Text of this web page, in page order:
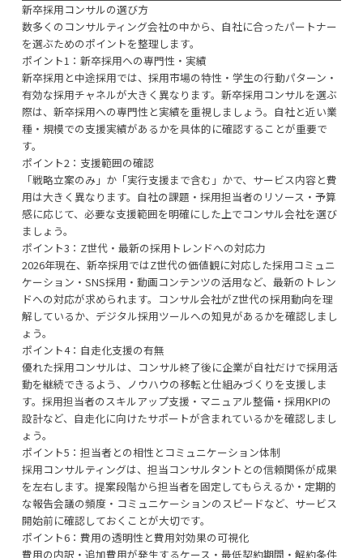
新卒採用コンサルの選び方
数多くのコンサルティング会社の中から、自社に合ったパートナー
を選ぶためのポイントを整理します。
ポイント1：新卒採用への専門性・実績
新卒採用と中途採用では、採用市場の特性・学生の行動パターン・
有効な採用チャネルが大きく異なります。新卒採用コンサルを選ぶ
際は、新卒採用への専門性と実績を重視しましょう。自社と近い業
種・規模での支援実績があるかを具体的に確認することが重要で
す。
ポイント2：支援範囲の確認
「戦略立案のみ」か「実行支援まで含む」かで、サービス内容と費
用は大きく異なります。自社の課題・採用担当者のリソース・予算
感に応じて、必要な支援範囲を明確にした上でコンサル会社を選び
ましょう。
ポイント3：Z世代・最新の採用トレンドへの対応力
2026年現在、新卒採用ではZ世代の価値観に対応した採用コミュニ
ケーション・SNS採用・動画コンテンツの活用など、最新のトレン
ドへの対応が求められます。コンサル会社がZ世代の採用動向を理
解しているか、デジタル採用ツールへの知見があるかを確認しまし
ょう。
ポイント4：自走化支援の有無
優れた採用コンサルは、コンサル終了後に企業が自社だけで採用活
動を継続できるよう、ノウハウの移転と仕組みづくりを支援しま
す。採用担当者のスキルアップ支援・マニュアル整備・採用KPIの
設計など、自走化に向けたサポートが含まれているかを確認しまし
ょう。
ポイント5：担当者との相性とコミュニケーション体制
採用コンサルティングは、担当コンサルタントとの信頼関係が成果
を左右します。提案段階から担当者を固定してもらえるか・定期的
な報告会議の頻度・コミュニケーションのスピードなど、サービス
開始前に確認しておくことが大切です。
ポイント6：費用の透明性と費用対効果の可視化
費用の内訳・追加費用が発生するケース・最低契約期間・解約条件